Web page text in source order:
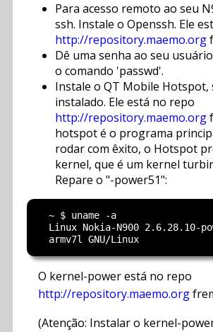
Para acesso remoto ao seu
ssh. Instale o Openssh. Ele
http://repository.maemo.org
Dê uma senha ao seu
o comando 'passwd'.
Instale o QT Mobile Hotspot,
instalado. Ele está no repo
http://repository.maemo.org
hotspot é o programa
rodar com êxito, o Hotspot
kernel, que é um kernel
Repare o "-power51":
  ~ $ uname -a
Linux Nokia-N900 2.6.28.10-
O kernel-power está no repo
http://repository.maemo.org
(Atenção: Instalar o kernel-